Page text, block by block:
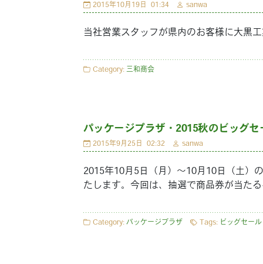
2015年10月19日 01:34 sanwa
当社営業スタッフが県内のお客様に大黒
Category: 三和商会
パッケージプラザ・2015秋のビッグセ
2015年9月25日 02:32 sanwa
2015年10月5日（月）〜10月10日（土）
たします。今回は、抽選で商品券が当た
Category: パッケージプラザ Tags: ビッグセール